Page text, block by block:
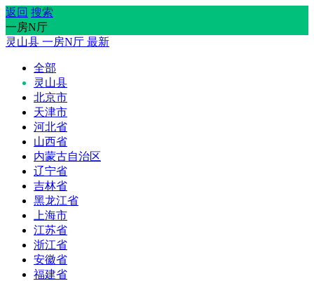
返回 搜索
一房N厅
灵山县 一房N厅 最新
全部
灵山县
北京市
天津市
河北省
山西省
内蒙古自治区
辽宁省
吉林省
黑龙江省
上海市
江苏省
浙江省
安徽省
福建省